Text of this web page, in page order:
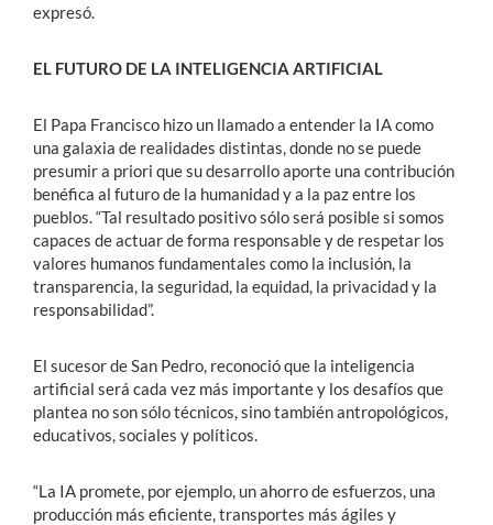
expresó.
EL FUTURO DE LA INTELIGENCIA ARTIFICIAL
El Papa Francisco hizo un llamado a entender la IA como
una galaxia de realidades distintas, donde no se puede
presumir a priori que su desarrollo aporte una contribución
benéfica al futuro de la humanidad y a la paz entre los
pueblos. “Tal resultado positivo sólo será posible si somos
capaces de actuar de forma responsable y de respetar los
valores humanos fundamentales como la inclusión, la
transparencia, la seguridad, la equidad, la privacidad y la
responsabilidad”.
El sucesor de San Pedro, reconoció que la inteligencia
artificial será cada vez más importante y los desafíos que
plantea no son sólo técnicos, sino también antropológicos,
educativos, sociales y políticos.
“La IA promete, por ejemplo, un ahorro de esfuerzos, una
producción más eficiente, transportes más ágiles y